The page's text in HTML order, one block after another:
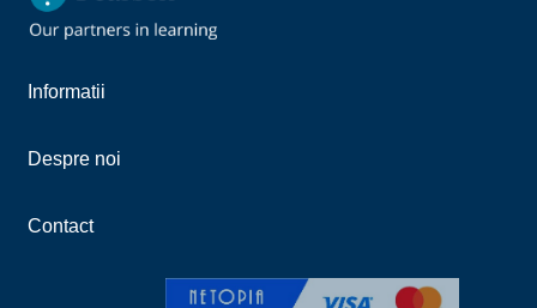
Informatii
Despre noi
Contact